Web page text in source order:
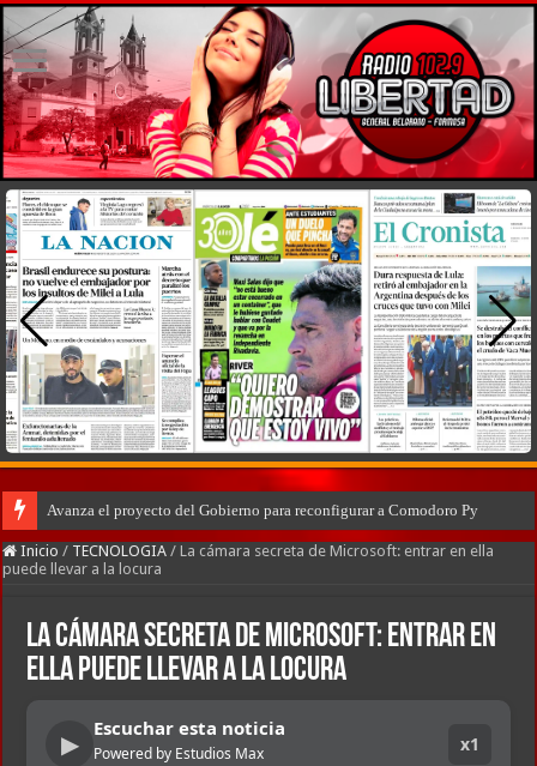
Avanza el proyecto del Gobierno para reconfigurar a Comodoro Py
Inicio / TECNOLOGIA / La cámara secreta de Microsoft: entrar en ella
puede llevar a la locura
La cámara secreta de Microsoft: entrar en
ella puede llevar a la locura
▶
Escuchar esta noticia
Powered by Estudios Max x1